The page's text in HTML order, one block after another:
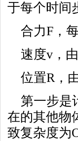
于每个时间
合力F，
速度v，
位置R，
第一步是
在的其他物
致复杂度为